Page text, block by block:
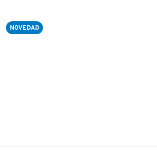
NOVEDAD